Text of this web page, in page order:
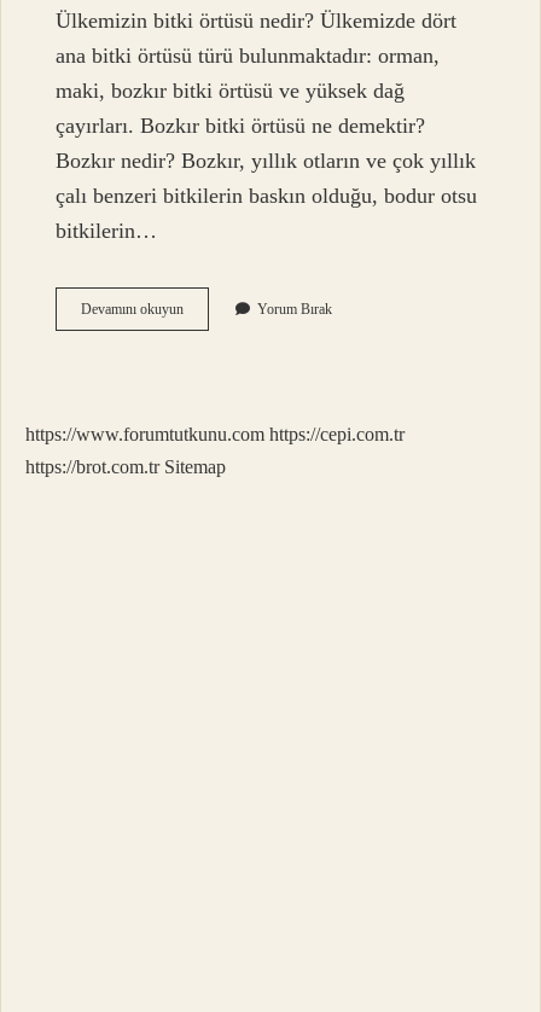
Ülkemizin bitki örtüsü nedir? Ülkemizde dört
ana bitki örtüsü türü bulunmaktadır: orman,
maki, bozkır bitki örtüsü ve yüksek dağ
çayırları. Bozkır bitki örtüsü ne demektir?
Bozkır nedir? Bozkır, yıllık otların ve çok yıllık
çalı benzeri bitkilerin baskın olduğu, bodur otsu
bitkilerin…
Devamını okuyunBitki
Örtüsü
Yorum Bırak
https://www.forumtutkunu.com https://cepi.com.tr
https://brot.com.tr Sitemap